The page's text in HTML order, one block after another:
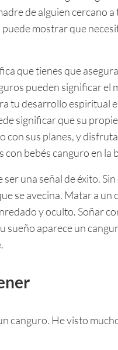
de alguien cercano
mostrar que
que tienes que
pueden significar
tu desarrollo espiritual
significar que su
sus planes, y
bebés canguro en la
una señal de éxito.
se avecina. Matar a
y oculto. Soñar
sueño aparece un
canguro. He visto